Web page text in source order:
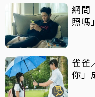
網問
照嗎
雀雀
你」